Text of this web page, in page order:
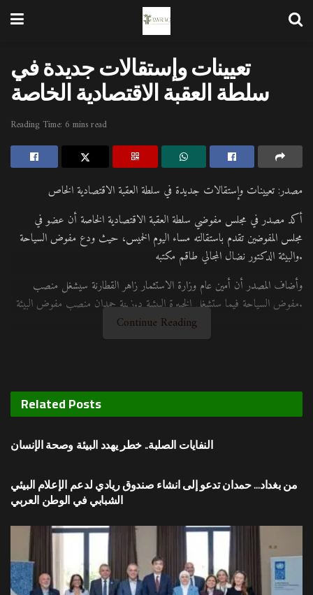
تعيينات وإستقالات جديدة في
سلطة العقبة الاقتصادية الخاصة
Reading Time: 6 mins read
مصدر: تعيينات وإستقالات جديدة في سلطة العقبة الاقتصادية الخاص
أكد مصدر في مجلس مفوضي سلطة العقبة الاقتصادية الخاصة أن عضو في
مجلس المفوضين تقدم باستقالته مساء اليوم الخميس، حيث ودع مفوض السياحة
والبيئة الدكتور نضال المجالي طاقم مكتبه.
وأضاف المصدر أن أمين عام وزارة الاستثمار زاهر القطارنة سيشغل منصب
مفوض السياحة فيما ستشغل الخبيرة البيئية د.زينة حمدان منصب مفوض البيئة.
Continue Reading
RelatedPosts
محليات
النفايات الصلبة.. خطر يهدد البيئة وصحة الإنسان
من بغداد… حمدان تدعو إلى انشاء صندوق ريادي لدعم الإعلام البيئي
الشبابي في الوطن العربي